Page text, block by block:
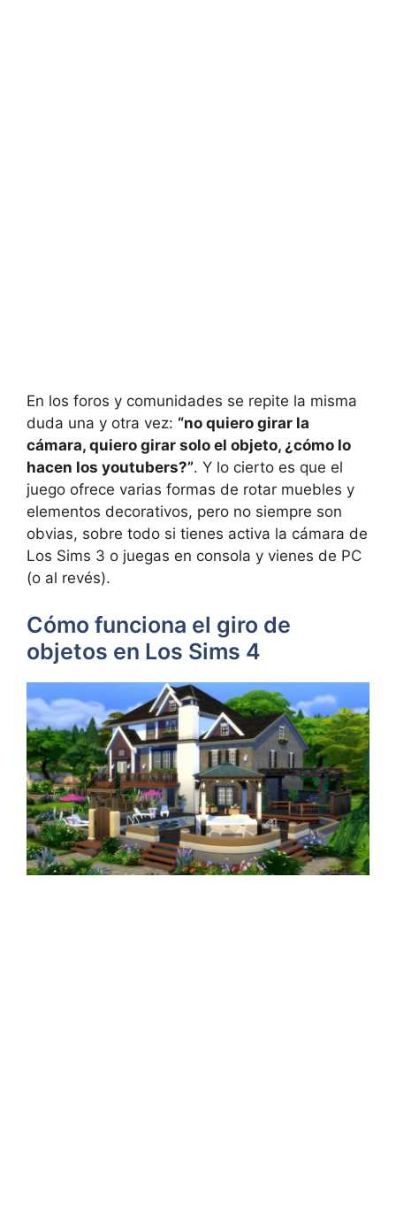
En los foros y comunidades se repite la misma
duda una y otra vez: “no quiero girar la
cámara, quiero girar solo el objeto, ¿cómo lo
hacen los youtubers?”. Y lo cierto es que el
juego ofrece varias formas de rotar muebles y
elementos decorativos, pero no siempre son
obvias, sobre todo si tienes activa la cámara de
Los Sims 3 o juegas en consola y vienes de PC
(o al revés).
Cómo funciona el giro de
objetos en Los Sims 4